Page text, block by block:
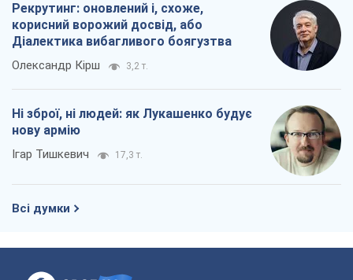
Рекрутинг: оновлений і, схоже,
корисний ворожий досвід, або
Діалектика вибагливого боягузтва
Олександр Кірш 3,2 т.
Ні зброї, ні людей: як Лукашенко будує
нову армію
Ігар Тишкевич 17,3 т.
Всі думки